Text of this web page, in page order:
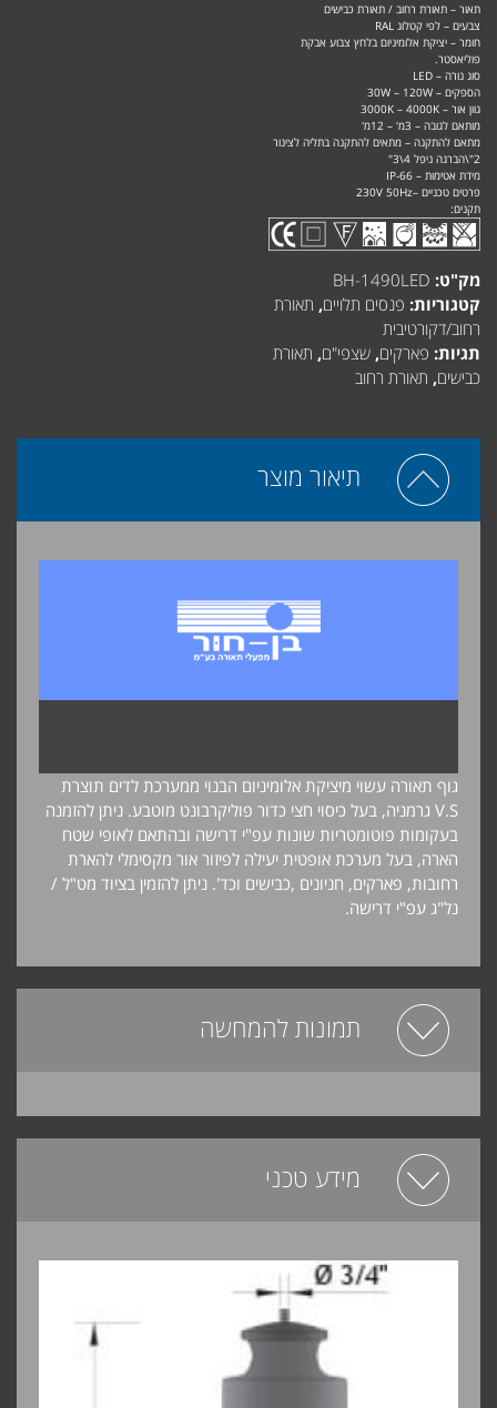
תאור – תאורת רחוב / תאורת כבישים
צבעים – לפי קטלוג RAL
חומר – יציקת אלומיניום בלחץ צבוע אבקת
פוליאסטר.
סוג נורה – LED
הספקים – 30W – 120W
גוון אור – 3000K – 4000K
מותאם לגובה – 3מ' – 12מ'
מתאם להתקנה – מתאים להתקנה בתליה לצינור
2"\הברגה ניפל 4\3"
מידת אטימות – IP-66
פרטים טכניים –230V 50Hz
תקנים:
מק"ט: BH-1490LED
קטגוריות: פנסים תלויים, תאורת
רחוב/דקורטיבית
תגיות: פארקים, שצפי"ם, תאורת
כבישים, תאורת רחוב
תיאור מוצר
גוף תאורה עשוי מיציקת אלומיניום הבנוי ממערכת לדים תוצרת
V.S גרמניה, בעל כיסוי חצי כדור פוליקרבונט מוטבע. ניתן להזמנה
בעקומות פוטומטריות שונות עפ"י דרישה ובהתאם לאופי שטח
הארה, בעל מערכת אופטית יעילה לפיזור אור מקסימלי להארת
רחובות, פארקים, חניונים ,כבישים וכד'. ניתן להזמין בציוד מט"ל /
נל"ג עפ"י דרישה.
תמונות להמחשה
מידע טכני